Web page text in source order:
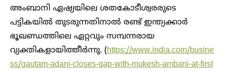
അംബാനി ഏഷ്യയിലെ ശതകോടീശ്വരരുടെ
പട്ടികയിൽ തുടരുന്നതിനാൽ രണ്ട് ഇന്ത്യക്കാർ
ഭൂഖണ്ഡത്തിലെ ഏറ്റവും സമ്പന്നരായ
വ്യക്തികളായിത്തീർന്നു. (https://www.india.com/busine
ss/gautam-adani-closes-gap-with-mukesh-ambani-at-first